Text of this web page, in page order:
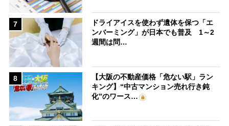
7
ドライアイスを使わず遺体を保つ「エ
ンバーミング」が日本でも普及 1～2
週間は問…
8
【大阪の不動産価格「危ない駅」ラン
キング】“中古マンション売れ行き鈍
化”のワース…